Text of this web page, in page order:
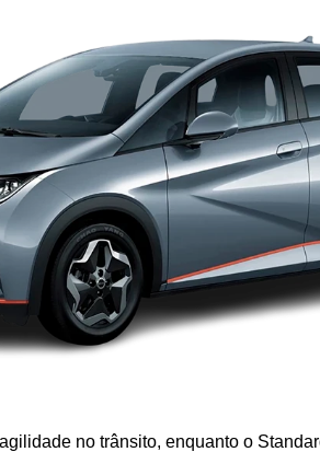
no trânsito, enquanto o